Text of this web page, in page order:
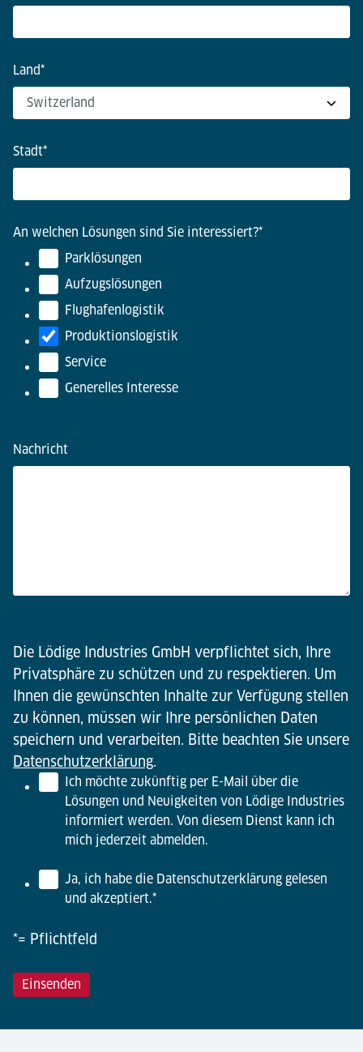
Land*
Stadt*
An welchen Lösungen sind Sie interessiert?*
Parklösungen
Aufzugslösungen
Flughafenlogistik
Produktionslogistik
Service
Generelles Interesse
Nachricht
Die Lödige Industries GmbH verpflichtet sich, Ihre
Privatsphäre zu schützen und zu respektieren. Um
Ihnen die gewünschten Inhalte zur Verfügung stellen
zu können, müssen wir Ihre persönlichen Daten
speichern und verarbeiten. Bitte beachten Sie unsere
Datenschutzerklärung.
Ich möchte zukünftig per E-Mail über die
Lösungen und Neuigkeiten von Lödige Industries
informiert werden. Von diesem Dienst kann ich
mich jederzeit abmelden.
Ja, ich habe die Datenschutzerklärung gelesen
und akzeptiert.*
*= Pflichtfeld